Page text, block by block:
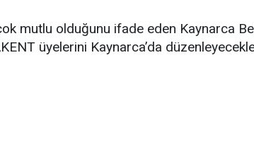
mutlu olduğunu ifade eden Kaynarca
üyelerini Kaynarca’da